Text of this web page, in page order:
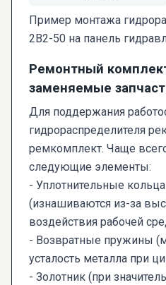
Пример монтажа
2В2-50 на панель
Ремонтный
заменяемые
Для поддержания
гидрораспределителя
ремкомплект. Чаще
следующие элементы:
- Уплотнительные
(изнашиваются из-за
воздействия рабочей
- Возвратные пружины
усталость металла при
- Золотник (при